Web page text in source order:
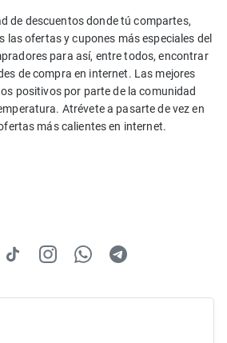
de descuentos donde tú compartes,
las ofertas y cupones más especiales del
para así, entre todos, encontrar
de compra en internet. Las mejores
positivos por parte de la comunidad
Atrévete a pasarte de vez en
más calientes en internet.